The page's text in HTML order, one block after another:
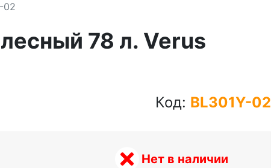
02
78 л. Verus
Код: BL301Y-02
Нет в наличии